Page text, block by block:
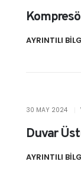
AYRINTILI
30 MAY 2024
Duvar
AYRINTILI